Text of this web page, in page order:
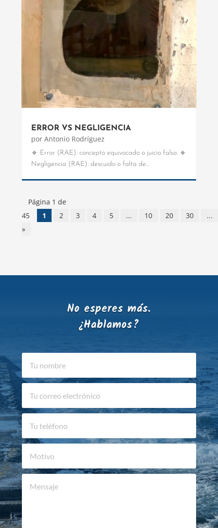
ERROR VS NEGLIGENCIA
por Antonio Rodríguez
🔹 Error (RAE): concepto equivocado o juicio falso. 🔹
Negligencia (RAE): descuido o falta de...
Página 1 de
45
1 2 3 4 5 ... 10 20 30
...
»
No esperes más.
¿Hablamos?